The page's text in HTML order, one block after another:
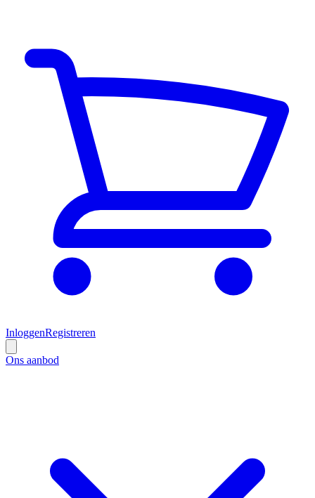
InloggenRegistreren
Ons aanbod